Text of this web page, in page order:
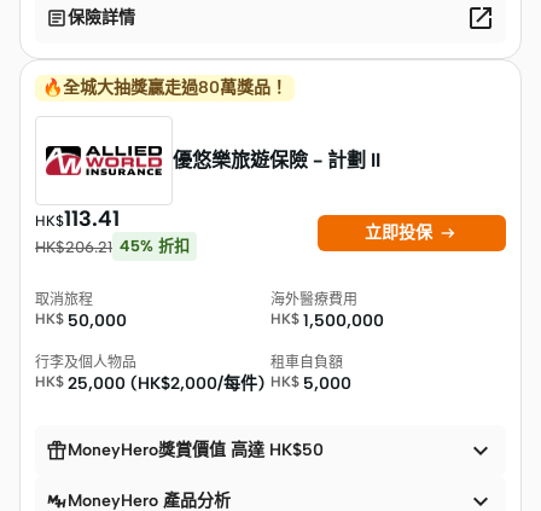
保險詳情 
🔥全城大抽獎贏走過80萬獎品！
優悠樂旅遊保險 - 計劃 II
HK$113.41
HK$206.21 45% 折扣
立即投保 
取消旅程
HK$ 50,000
海外醫療費用
HK$ 1,500,000
行李及個人物品
HK$ 25,000 (HK$2,000/每件)
租車自負額
HK$ 5,000
MoneyHero獎賞價值 高達 HK$50 
MoneyHero 產品分析 